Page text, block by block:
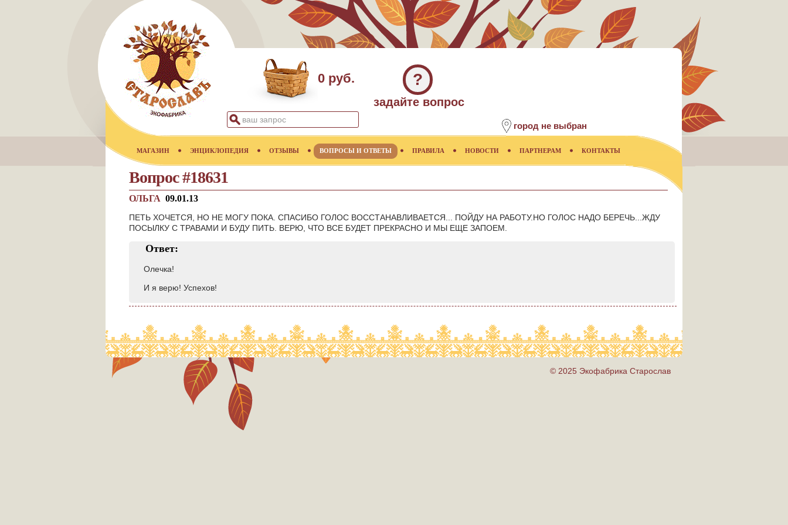
0 руб. ?
задайте вопрос
город не выбран
МАГАЗИН ЭНЦИКЛОПЕДИЯ ОТЗЫВЫ ВОПРОСЫ И ОТВЕТЫ ПРАВИЛА НОВОСТИ ПАРТНЕРАМ КОНТАКТЫ
Вопрос #18631
ОЛЬГА 09.01.13
ПЕТЬ ХОЧЕТСЯ, НО НЕ МОГУ ПОКА. СПАСИБО ГОЛОС ВОССТАНАВЛИВАЕТСЯ... ПОЙДУ НА РАБОТУ.НО ГОЛОС НАДО БЕРЕЧЬ...ЖДУ
ПОСЫЛКУ С ТРАВАМИ И БУДУ ПИТЬ. ВЕРЮ, ЧТО ВСЕ БУДЕТ ПРЕКРАСНО И МЫ ЕЩЕ ЗАПОЕМ.
Ответ:
Олечка!
И я верю! Успехов!
© 2025 Экофабрика Старослав